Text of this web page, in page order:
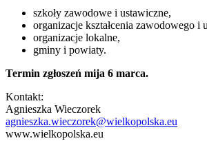
szkoły zawodowe i ustawiczne,
organizacje kształcenia zawodowego i
organizacje lokalne,
gminy i powiaty.
Termin zgłoszeń mija 6 marca.
Kontakt:
Agnieszka Wieczorek
agnieszka.wieczorek@wielkopolska.eu
www.wielkopolska.eu